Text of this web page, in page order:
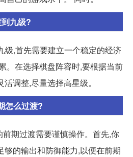
九级?
级,首先需要建立一个稳定的经济
。在选择棋盘阵容时,要根据当前
调整,尽量选择高星级。
怎么过渡?
期过渡需要谨慎操作。首先,你
够的输出和防御能力,以便在前期